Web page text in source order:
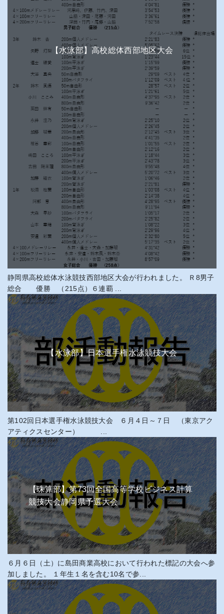
【水泳部】高校総体西部地区大会
静岡県高校総体水泳競技西部地区大会が行われました。 Ｒ8男子
総合 優勝 （215点）６連覇 ...
【水泳部】日本選手権水泳競技大会
第102回日本選手権水泳競技大会 ６月４日～７日 （東京アク
アティクスセンター） ...
【珠算部】第73回全国高等学校ビジネス計算
競技大会静岡県予選大会
６月６日（土）に島田商業高校において行われた標記の大会へ参
加しました。 １年生１名を含む10名で参...